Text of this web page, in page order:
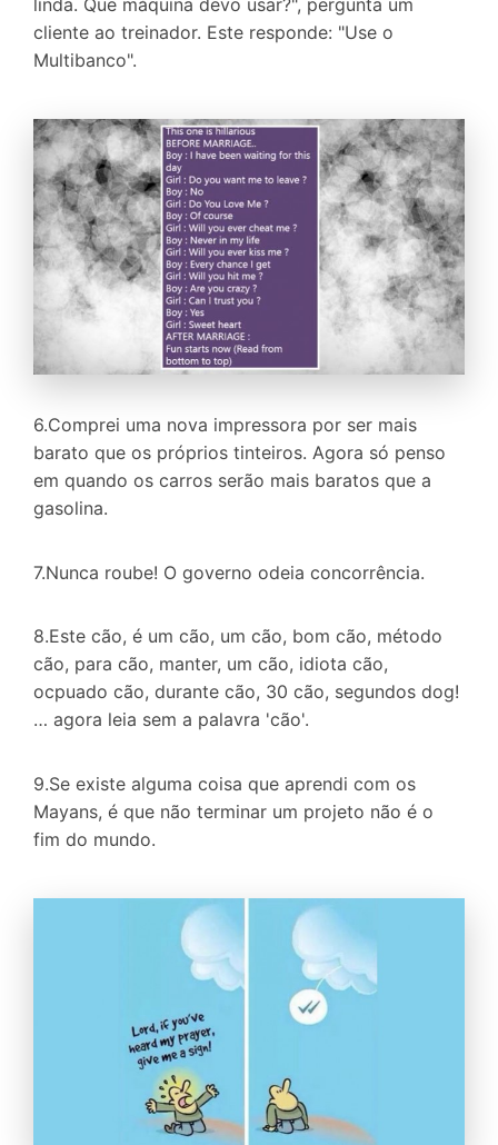
linda. Que máquina devo usar?", pergunta um
cliente ao treinador. Este responde: "Use o
Multibanco".
6.Comprei uma nova impressora por ser mais
barato que os próprios tinteiros. Agora só penso
em quando os carros serão mais baratos que a
gasolina.
7.Nunca roube! O governo odeia concorrência.
8.Este cão, é um cão, um cão, bom cão, método
cão, para cão, manter, um cão, idiota cão,
ocpuado cão, durante cão, 30 cão, segundos dog!
… agora leia sem a palavra 'cão'.
9.Se existe alguma coisa que aprendi com os
Mayans, é que não terminar um projeto não é o
fim do mundo.